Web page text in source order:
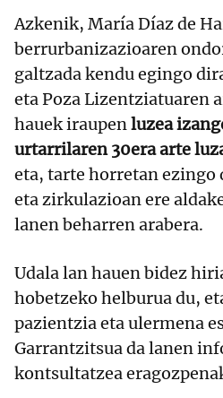
Azkenik, María Díaz de
berrurbanizazioaren
galtzada kendu egingo
eta Poza Lizentziatuaren
hauek iraupenluzea
urtarrilaren 30era arte
eta, tarte horretan ezingo
eta zirkulazioan ere
lanen beharren arabera.
Udala lan hauen bidez
hobetzeko helburua du,
pazientzia eta ulermena
Garrantzitsua da lanen
kontsultatzea